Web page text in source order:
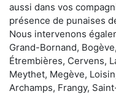
aussi dans vos
présence de punaises
Nous intervenons
Grand-Bornand,
Étrembières, Cervens,
Meythet, Megève,
Archamps, Frangy,